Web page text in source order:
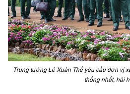
Trung tướng Lê Xuân Thế yêu cầu đơn vị
thống nhất, hài